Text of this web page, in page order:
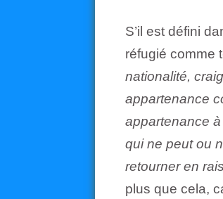
S’il est défini
réfugié comme
nationalité,
appartenance
appartenance
qui ne peut ou
retourner en
plus que cela,